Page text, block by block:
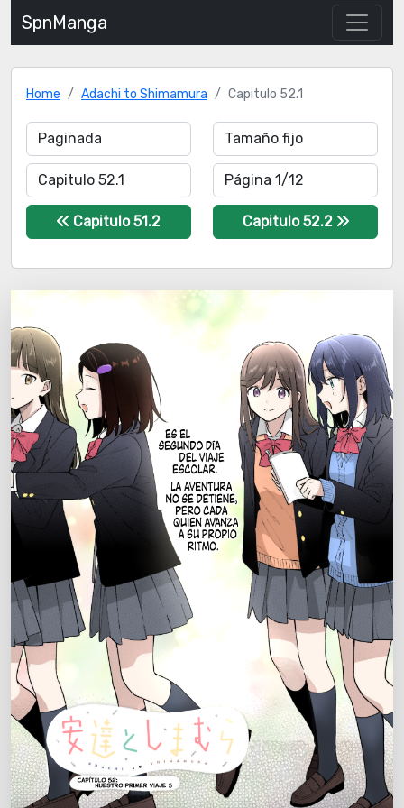
SpnManga
Home Adachi to Shimamura Capitulo 52.1
Capitulo 51.2 Capitulo 52.2